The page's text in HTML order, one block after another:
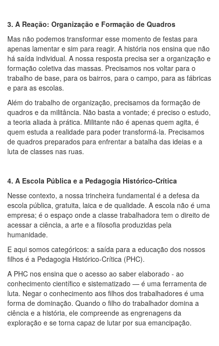
3. A Reação: Organização e Formação de Quadros
Mas não podemos transformar esse momento de festas para
apenas lamentar e sim para reagir. A história nos ensina que não
há saída individual. A nossa resposta precisa ser a organização e
formação coletiva das massas. Precisamos nos voltar para o
trabalho de base, para os bairros, para o campo, para as fábricas
e para as escolas.
Além do trabalho de organização, precisamos da formação de
quadros e da militância. Não basta a vontade; é preciso o estudo,
a teoria aliada à prática. Militante não é apenas quem agita, é
quem estuda a realidade para poder transformá-la. Precisamos
de quadros preparados para enfrentar a batalha das ideias e a
luta de classes nas ruas.
4. A Escola Pública e a Pedagogia Histórico-Crítica
Nesse contexto, a nossa trincheira fundamental é a defesa da
escola pública, gratuita, laica e de qualidade. A escola não é uma
empresa; é o espaço onde a classe trabalhadora tem o direito de
acessar a ciência, a arte e a filosofia produzidas pela
humanidade.
E aqui somos categóricos: a saída para a educação dos nossos
filhos é a Pedagogia Histórico-Crítica (PHC).
A PHC nos ensina que o acesso ao saber elaborado - ao
conhecimento científico e sistematizado — é uma ferramenta de
luta. Negar o conhecimento aos filhos dos trabalhadores é uma
forma de dominação. Quando o filho do trabalhador domina a
ciência e a história, ele compreende as engrenagens da
exploração e se torna capaz de lutar por sua emancipação.